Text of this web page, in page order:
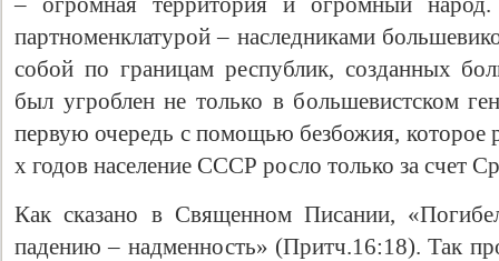
партноменклатурой – наследниками
собой по границам республик, созданных
был угроблен не только в большевистском
первую очередь с помощью безбожия,
х годов население СССР росло только за счет
Как сказано в Священном Писании,
падению – надменность» (Притч.16:18). Так